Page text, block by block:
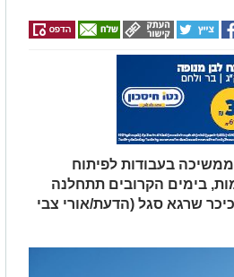
בעבודות לפיתוח
בימים הקרובים תתחלנה
שרגא סגל (הדעת/אורי צבי